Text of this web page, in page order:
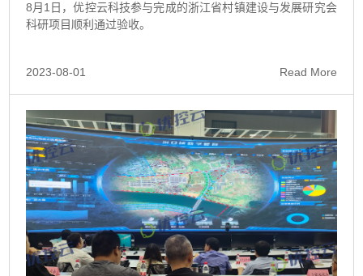
8月1日，优控云科技参与完成的浙江省村镇建设与发展研究会
科研项目顺利通过验收。
2023-08-01 Read More